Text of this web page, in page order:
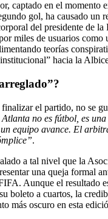
captado en el momento
gol, ha causado un
del presidente de la
miles de usuarios como
teorías
hacia la
el partido, no se
no es fútbol, es
equipo avance. El
.
a tal nivel que la
una queja formal
Aunque el resultado
boleto a cuartos, la
más oscuro en esta